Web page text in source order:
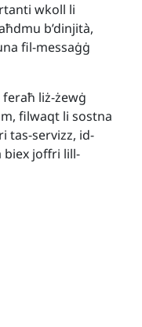
wkoll li
b’dinjità,
fil-messaġġ
liż-żewġ
filwaqt li sostna
tas-servizz, id-
biex joffri lill-